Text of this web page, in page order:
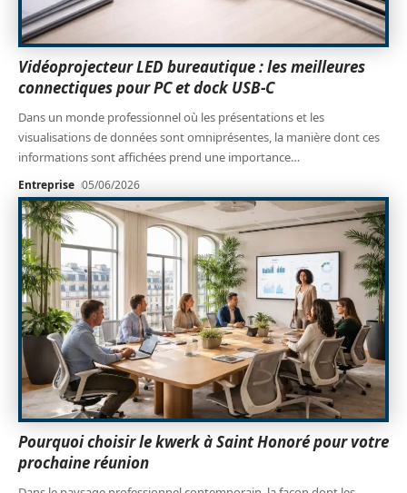
Vidéoprojecteur LED bureautique : les meilleures
connectiques pour PC et dock USB-C
Dans un monde professionnel où les présentations et les
visualisations de données sont omniprésentes, la manière dont ces
informations sont affichées prend une importance…
Entreprise 05/06/2026
Pourquoi choisir le kwerk à Saint Honoré pour votre
prochaine réunion